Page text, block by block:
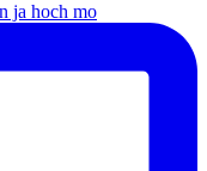
ja hoch mo